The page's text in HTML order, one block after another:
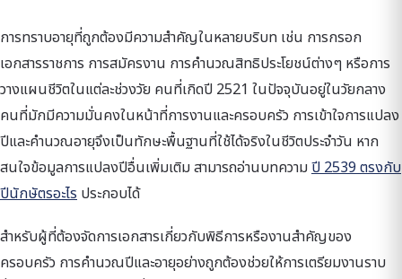
การทราบอายุที่ถูกต้องมีความสำคัญในหลายบริบท เช่น การกรอก
เอกสารราชการ การสมัครงาน การคำนวณสิทธิประโยชน์ต่างๆ หรือการ
วางแผนชีวิตในแต่ละช่วงวัย คนที่เกิดปี 2521 ในปัจจุบันอยู่ในวัยกลาง
คนที่มักมีความมั่นคงในหน้าที่การงานและครอบครัว การเข้าใจการแปลง
ปีและคำนวณอายุจึงเป็นทักษะพื้นฐานที่ใช้ได้จริงในชีวิตประจำวัน หาก
สนใจข้อมูลการแปลงปีอื่นเพิ่มเติม สามารถอ่านบทความปี 2539 ตรงกับ
ปีนักษัตรอะไร ประกอบได้
สำหรับผู้ที่ต้องจัดการเอกสารเกี่ยวกับพิธีการหรืองานสำคัญของ
ครอบครัว การคำนวณปีและอายุอย่างถูกต้องช่วยให้การเตรียมงานราบ